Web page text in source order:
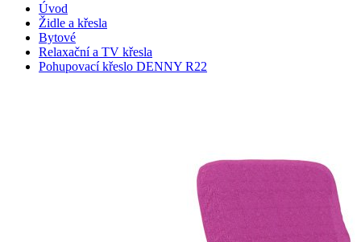
Úvod
Židle a křesla
Bytové
Relaxační a TV křesla
Pohupovací křeslo DENNY R22